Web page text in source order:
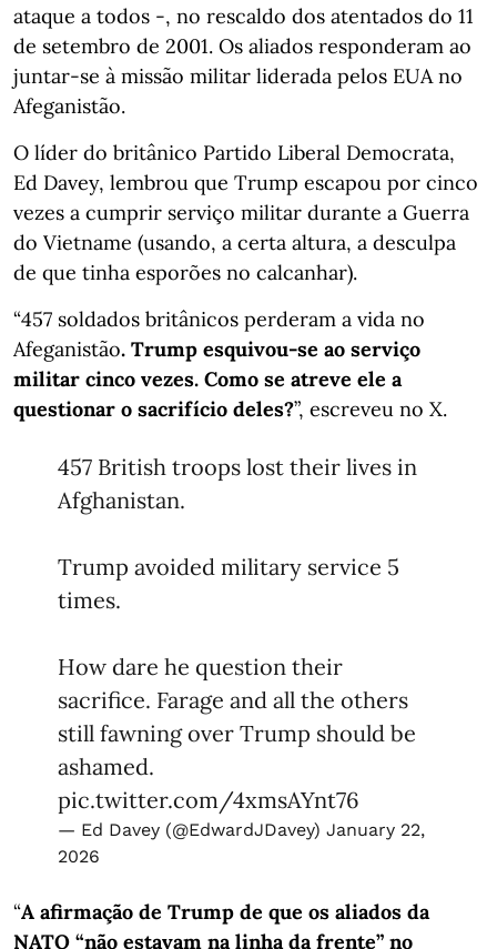
ataque a todos -, no rescaldo dos atentados do 11
de setembro de 2001. Os aliados responderam ao
juntar-se à missão militar liderada pelos EUA no
Afeganistão.
O líder do britânico Partido Liberal Democrata,
Ed Davey, lembrou que Trump escapou por cinco
vezes a cumprir serviço militar durante a Guerra
do Vietname (usando, a certa altura, a desculpa
de que tinha esporões no calcanhar).
“457 soldados britânicos perderam a vida no
Afeganistão. Trump esquivou-se ao serviço
militar cinco vezes. Como se atreve ele a
questionar o sacrifício deles?”, escreveu no X.
457 British troops lost their lives in
Afghanistan.
Trump avoided military service 5
times.
How dare he question their
sacrifice. Farage and all the others
still fawning over Trump should be
ashamed.
pic.twitter.com/4xmsAYnt76
— Ed Davey (@EdwardJDavey) January 22,
2026
“A afirmação de Trump de que os aliados da
NATO “não estavam na linha da frente” no